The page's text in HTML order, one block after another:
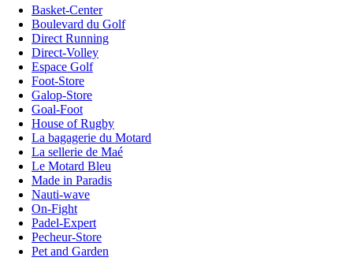
Basket-Center
Boulevard du Golf
Direct Running
Direct-Volley
Espace Golf
Foot-Store
Galop-Store
Goal-Foot
House of Rugby
La bagagerie du Motard
La sellerie de Maé
Le Motard Bleu
Made in Paradis
Nauti-wave
On-Fight
Padel-Expert
Pecheur-Store
Pet and Garden